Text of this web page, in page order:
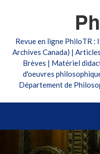
Revue en ligne PhiloTR
Archives Canada) |
Brèves | Matériel
d'oeuvres
Département de